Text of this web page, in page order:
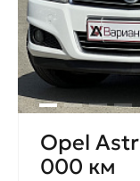
Opel
000 км